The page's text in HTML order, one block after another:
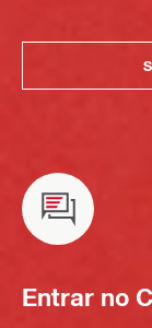
Entrar no